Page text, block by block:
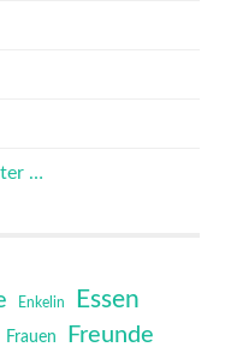
…
Enkelin Essen
Frauen Freunde